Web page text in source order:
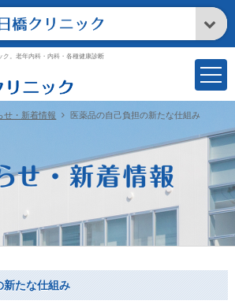
。老年内科・内科・各種健康診断
せ・新着情報 医薬品の自己負担の新たな仕組み
新たな仕組み